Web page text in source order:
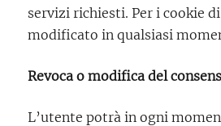
servizi richiesti. Per i cookie
modificato in qualsiasi
Revoca o modifica del
L’utente potrà in ogni